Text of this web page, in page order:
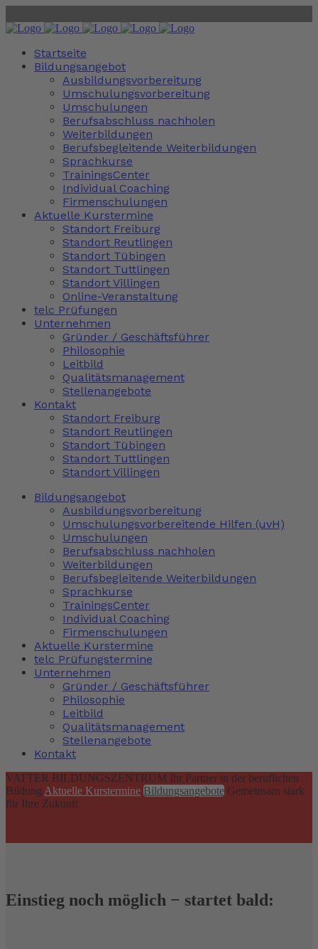
Startseite
Bildungsangebot
Ausbildungsvorbereitung
Umschulungsvorbereitung
Umschulungen
Berufsabschluss nachholen
Weiterbildungen
Berufsbegleitende Weiterbildungen
Sprachkurse
TrainingsCenter
Individual Coaching
Firmenschulungen
Aktuelle Kurstermine
Standort Freiburg
Standort Reutlingen
Standort Tübingen
Standort Tuttlingen
Standort Villingen
Online-Veranstaltung
telc Prüfungen
Unternehmen
Gründer / Geschäftsführer
Philosophie
Leitbild
Qualitätsmanagement
Stellenangebote
Kontakt
Standort Freiburg
Standort Reutlingen
Standort Tübingen
Standort Tuttlingen
Standort Villingen
Bildungsangebot
Ausbildungsvorbereitung
Umschulungsvorbereitende Hilfen (uvH)
Umschulungen
Berufsabschluss nachholen
Weiterbildungen
Berufsbegleitende Weiterbildungen
Sprachkurse
TrainingsCenter
Individual Coaching
Firmenschulungen
Aktuelle Kurstermine
telc Prüfungstermine
Unternehmen
Gründer / Geschäftsführer
Philosophie
Leitbild
Qualitätsmanagement
Stellenangebote
Kontakt
VATTER BILDUNGSZENTRUM Ihr Partner in der beruflichen
Bildung Aktuelle Kurstermine Bildungsangebote Gemeinsam stark
für Ihre Zukunft
Einstieg noch möglich − startet bald: